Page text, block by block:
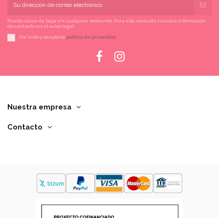
Puede darse de baja en cualquier momento. Para ello, consulte nuestra información
de contacto en el aviso legal.
He leído y acepto la política de privacidad
Nuestra empresa
Contacto